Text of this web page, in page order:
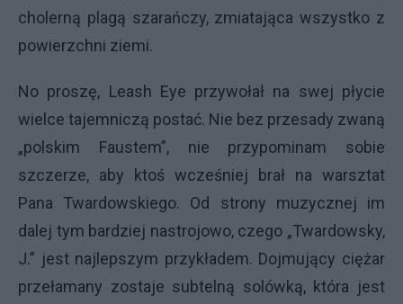
cholerną plagą szarańczy, zmiatająca wszystko z
powierzchni ziemi.
No proszę, Leash Eye przywołał na swej płycie
wielce tajemniczą postać. Nie bez przesady zwaną
„polskim Faustem”, nie przypominam sobie
szczerze, aby ktoś wcześniej brał na warsztat
Pana Twardowskiego. Od strony muzycznej im
dalej tym bardziej nastrojowo, czego „Twardowsky,
J.” jest najlepszym przykładem. Dojmujący ciężar
przełamany zostaje subtelną solówką, która jest